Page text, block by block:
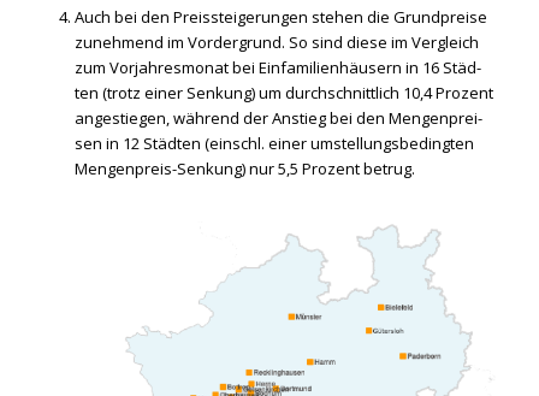
Auch bei den Preis­stei­ge­run­gen ste­hen die Grund­prei­se
zuneh­mend im Vor­der­grund. So sind die­se im Ver­gleich
zum Vor­jah­res­mo­nat bei Ein­fa­mi­li­en­häu­sern in 16 Städ­
ten (trotz einer Sen­kung) um durch­schnitt­lich 10,4 Pro­zent
ange­stie­gen, wäh­rend der Anstieg bei den Men­gen­prei­
sen in 12 Städ­ten (einschl. einer umstel­lungs­be­ding­ten
Men­gen­preis-Sen­kung) nur 5,5 Pro­zent betrug.